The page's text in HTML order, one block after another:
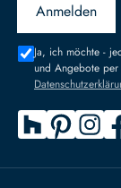
Anmelden
Ja, ich möchte -
und Angebote